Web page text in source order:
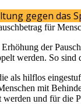
für
der
werden. So
als hilflos
mit
werden und für die